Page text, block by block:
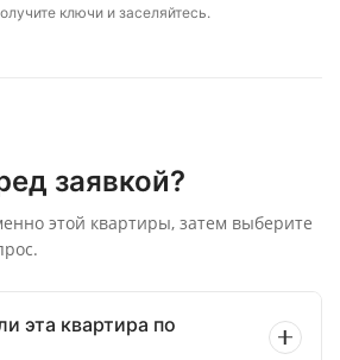
ключи и заселяйтесь.
заявкой?
этой квартиры, затем выберите
эта квартира по